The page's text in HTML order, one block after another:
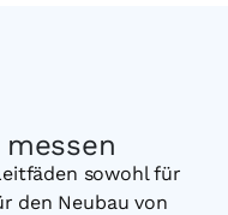
sowohl für
den Neubau von